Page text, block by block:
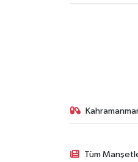
Tüm